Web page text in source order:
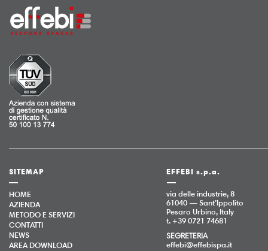
SITEMAP
HOME
AZIENDA
METODO E SERVIZI
CONTATTI
NEWS
AREA DOWNLOAD
EFFEBI s.p.a.
via delle industrie, 8
61040 — Sant’Ippolito
Pesaro Urbino, Italy
t. +39 0721 74681
SEGRETERIA
effebi@effebispa.it